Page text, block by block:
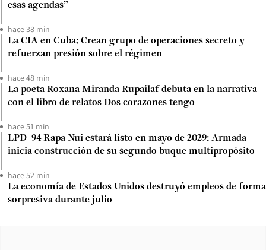
esas agendas”
hace 38 min
La CIA en Cuba: Crean grupo de operaciones secreto y
refuerzan presión sobre el régimen
hace 48 min
La poeta Roxana Miranda Rupailaf debuta en la narrativa
con el libro de relatos Dos corazones tengo
hace 51 min
LPD-94 Rapa Nui estará listo en mayo de 2029: Armada
inicia construcción de su segundo buque multipropósito
hace 52 min
La economía de Estados Unidos destruyó empleos de forma
sorpresiva durante julio